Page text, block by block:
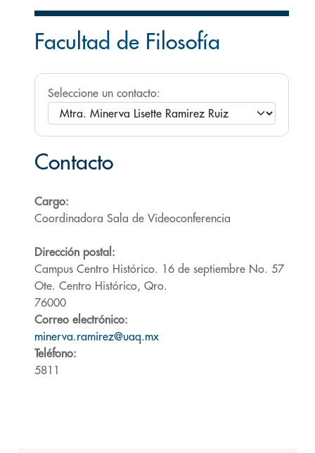
Facultad de Filosofía
Seleccione un contacto:
Contacto
Cargo:
Coordinadora Sala de Videoconferencia
Dirección postal:
Campus Centro Histórico. 16 de septiembre No. 57
Ote. Centro Histórico, Qro.
76000
Correo electrónico:
minerva.ramirez@uaq.mx
Teléfono:
5811